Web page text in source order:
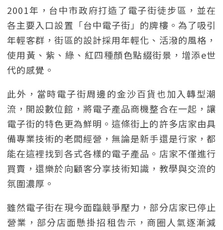
2001年，台中市政府打造了電子街徒步區，並在
各主要入口設置「台中電子街」的牌樓。為了吸引
年輕客群，街區的設計採用年輕化、活潑的風格，
使用黃、紫、綠、紅四種顏色點綴街景，增添e世
代的感覺。
此外，當時電子街周邊的金沙百貨也加入轉型潮
流，開設數位館，將電子產品商機整合在一起，讓
電子街的特色更為鮮明。這條街上的許多店家由具
備專業技術的老闆經營，無論是新手還是行家，都
能在這裡找到各式各樣的電子產品。店家不僅進行
買賣，還樂於向顧客分享技術知識，教學與交流的
氛圍濃厚。
雖然電子街在現今面臨競爭壓力，部分店家已停止
營業，部分店面懸掛招租告示，商圈人氣逐漸減